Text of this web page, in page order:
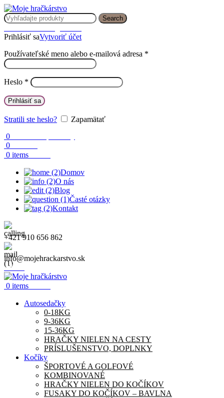
Search
Prihlásiť saVytvoriť účet
Používateľské meno alebo e-mailová adresa *
Heslo *
Prihlásiť sa
Stratili ste heslo?
Zapamätať
0
0
0 items
Domov
O nás
Blog
Časté otázky
Kontakt
+421 910 656 862
info@mojehrackarstvo.sk
Menu
0 items
Autosedačky
0-18KG
9-36KG
15-36KG
HRAČKY NIELEN NA CESTY
PRÍSLUŠENSTVO, DOPLNKY
Kočíky
ŠPORTOVÉ A GOLFOVÉ
KOMBINOVANÉ
HRAČKY NIELEN DO KOČÍKOV
FUSAKY DO KOČÍKOV – BAVLNA